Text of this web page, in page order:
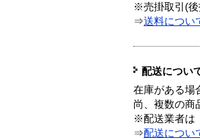
※売掛取引(後
⇒送料につい
配送につい
在庫がある場
尚、複数の商
※配送業者は
⇒配送につい